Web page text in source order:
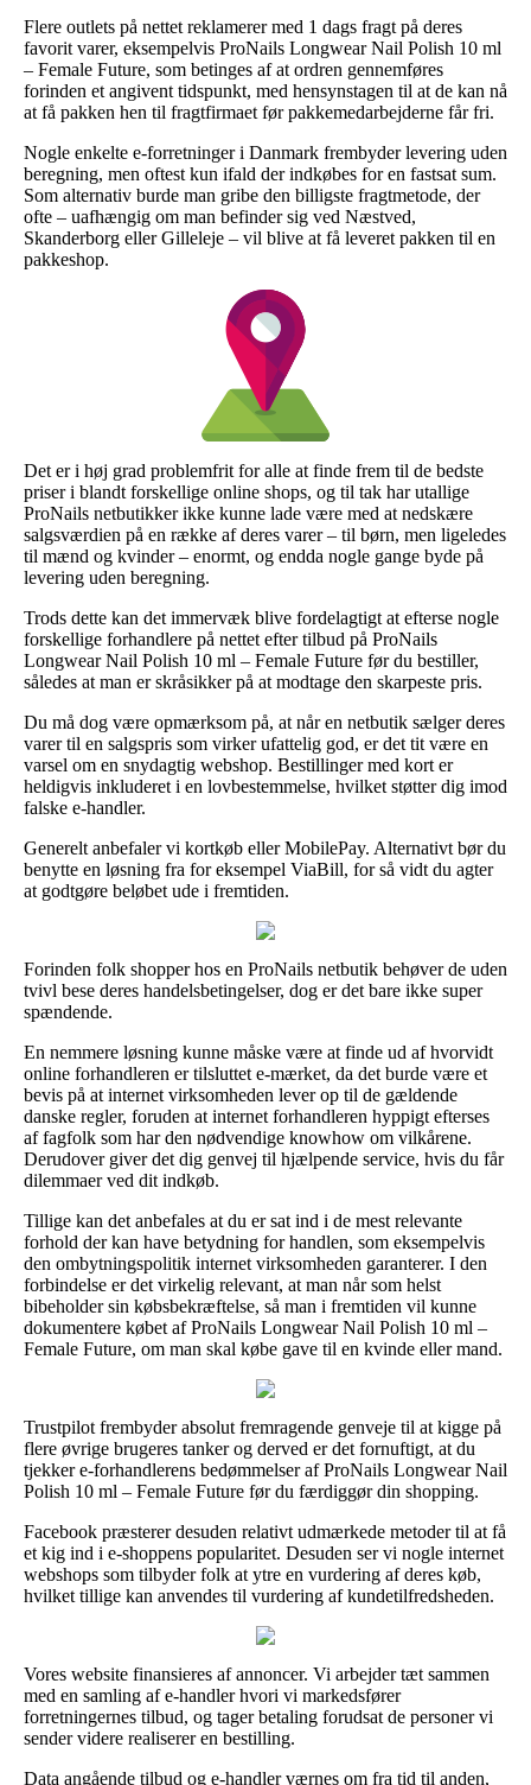
Flere outlets på nettet reklamerer med 1 dags fragt på deres
favorit varer, eksempelvis ProNails Longwear Nail Polish 10 ml
– Female Future, som betinges af at ordren gennemføres
forinden et angivent tidspunkt, med hensynstagen til at de kan nå
at få pakken hen til fragtfirmaet før pakkemedarbejderne får fri.
Nogle enkelte e-forretninger i Danmark frembyder levering uden
beregning, men oftest kun ifald der indkøbes for en fastsat sum.
Som alternativ burde man gribe den billigste fragtmetode, der
ofte – uafhængig om man befinder sig ved Næstved,
Skanderborg eller Gilleleje – vil blive at få leveret pakken til en
pakkeshop.
Det er i høj grad problemfrit for alle at finde frem til de bedste
priser i blandt forskellige online shops, og til tak har utallige
ProNails netbutikker ikke kunne lade være med at nedskære
salgsværdien på en række af deres varer – til børn, men ligeledes
til mænd og kvinder – enormt, og endda nogle gange byde på
levering uden beregning.
Trods dette kan det immervæk blive fordelagtigt at efterse nogle
forskellige forhandlere på nettet efter tilbud på ProNails
Longwear Nail Polish 10 ml – Female Future før du bestiller,
således at man er skråsikker på at modtage den skarpeste pris.
Du må dog være opmærksom på, at når en netbutik sælger deres
varer til en salgspris som virker ufattelig god, er det tit være en
varsel om en snydagtig webshop. Bestillinger med kort er
heldigvis inkluderet i en lovbestemmelse, hvilket støtter dig imod
falske e-handler.
Generelt anbefaler vi kortkøb eller MobilePay. Alternativt bør du
benytte en løsning fra for eksempel ViaBill, for så vidt du agter
at godtgøre beløbet ude i fremtiden.
Forinden folk shopper hos en ProNails netbutik behøver de uden
tvivl bese deres handelsbetingelser, dog er det bare ikke super
spændende.
En nemmere løsning kunne måske være at finde ud af hvorvidt
online forhandleren er tilsluttet e-mærket, da det burde være et
bevis på at internet virksomheden lever op til de gældende
danske regler, foruden at internet forhandleren hyppigt efterses
af fagfolk som har den nødvendige knowhow om vilkårene.
Derudover giver det dig genvej til hjælpende service, hvis du får
dilemmaer ved dit indkøb.
Tillige kan det anbefales at du er sat ind i de mest relevante
forhold der kan have betydning for handlen, som eksempelvis
den ombytningspolitik internet virksomheden garanterer. I den
forbindelse er det virkelig relevant, at man når som helst
bibeholder sin købsbekræftelse, så man i fremtiden vil kunne
dokumentere købet af ProNails Longwear Nail Polish 10 ml –
Female Future, om man skal købe gave til en kvinde eller mand.
Trustpilot frembyder absolut fremragende genveje til at kigge på
flere øvrige brugeres tanker og derved er det fornuftigt, at du
tjekker e-forhandlerens bedømmelser af ProNails Longwear Nail
Polish 10 ml – Female Future før du færdiggør din shopping.
Facebook præsterer desuden relativt udmærkede metoder til at få
et kig ind i e-shoppens popularitet. Desuden ser vi nogle internet
webshops som tilbyder folk at ytre en vurdering af deres køb,
hvilket tillige kan anvendes til vurdering af kundetilfredsheden.
Vores website finansieres af annoncer. Vi arbejder tæt sammen
med en samling af e-handler hvori vi markedsfører
forretningernes tilbud, og tager betaling forudsat de personer vi
sender videre realiserer en bestilling.
Data angående tilbud og e-handler værnes om fra tid til anden,